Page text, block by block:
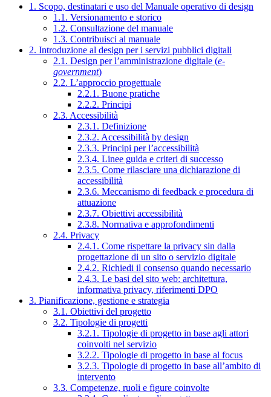
1. Scopo, destinatari e uso del Manuale operativo di design
1.1. Versionamento e storico
1.2. Consultazione del manuale
1.3. Contribuisci al manuale
2. Introduzione al design per i servizi pubblici digitali
2.1. Design per l’amministrazione digitale (e-
government)
2.2. L’approccio progettuale
2.2.1. Buone pratiche
2.2.2. Principi
2.3. Accessibilità
2.3.1. Definizione
2.3.2. Accessibilità by design
2.3.3. Principi per l’accessibilità
2.3.4. Linee guida e criteri di successo
2.3.5. Come rilasciare una dichiarazione di
accessibilità
2.3.6. Meccanismo di feedback e procedura di
attuazione
2.3.7. Obiettivi accessibilità
2.3.8. Normativa e approfondimenti
2.4. Privacy
2.4.1. Come rispettare la privacy sin dalla
progettazione di un sito o servizio digitale
2.4.2. Richiedi il consenso quando necessario
2.4.3. Le basi del sito web: architettura,
informativa privacy, riferimenti DPO
3. Pianificazione, gestione e strategia
3.1. Obiettivi del progetto
3.2. Tipologie di progetti
3.2.1. Tipologie di progetto in base agli attori
coinvolti nel servizio
3.2.2. Tipologie di progetto in base al focus
3.2.3. Tipologie di progetto in base all’ambito di
intervento
3.3. Competenze, ruoli e figure coinvolte